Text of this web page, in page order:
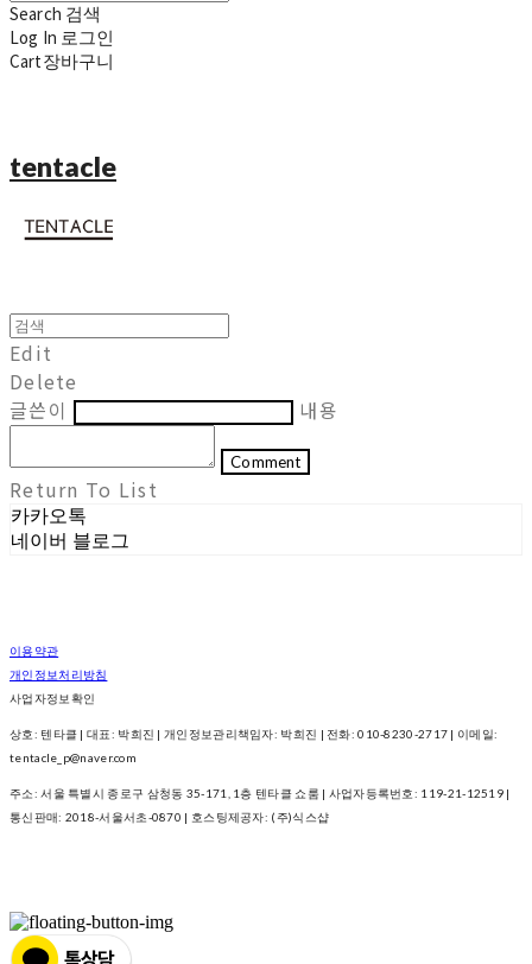
Search 검색
Log In 로그인
Cart장바구니
tentacle
Edit
Delete
글쓴이
내용
Comment
Return To List
카카오톡
네이버 블로그
이용약관
개인정보처리방침
사업자정보확인
상호: 텐타클 | 대표: 박희진 | 개인정보관리책임자: 박희진 | 전화: 010-8230-2717 | 이메일:
tentacle_p@naver.com
주소: 서울 특별시 종로구 삼청동 35-171, 1층 텐타클 쇼룸 | 사업자등록번호: 119-21-12519 |
통신판매: 2018-서울서초-0870 | 호스팅제공자: (주)식스샵